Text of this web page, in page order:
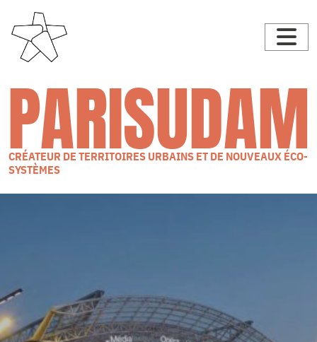
PARISUDAM
CRÉATEUR DE TERRITOIRES URBAINS ET DE NOUVEAUX ÉCO-
SYSTÈMES